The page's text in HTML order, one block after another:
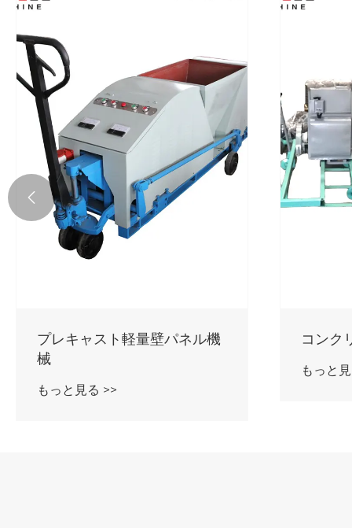
プレキャスト軽量壁パネル機
械
もっと見る >>
コンク
もっと
